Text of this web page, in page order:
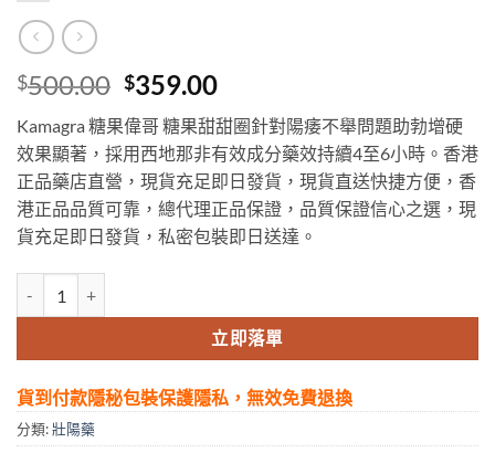
$500.00 Original
price
was:
$500.00.
$359.00Current
price
is:
$359.00.
Kamagra 糖果偉哥 糖果甜甜圈針對陽痿不舉問題助勃增硬
效果顯著，採用西地那非有效成分藥效持續4至6小時。香港
正品藥店直營，現貨充足即日發貨，現貨直送快捷方便，香
港正品品質可靠，總代理正品保證，品質保證信心之選，現
貨充足即日發貨，私密包裝即日送達。
立即落單
貨到付款隱秘包裝保護隱私，無效免費退換
分類:壯陽藥